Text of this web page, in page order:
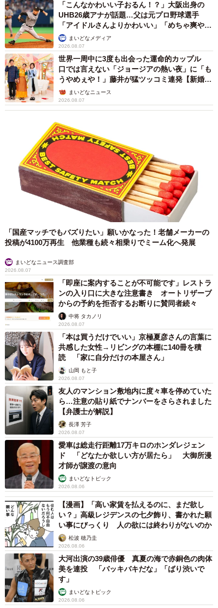
「こんなかわいい子おるん！？」大阪出身の
UHB26歳アナが話題…父は元プロ野球選手
「アイドルさんよりかわいい」「めちゃ爽や
か」まいどなメディア
2026.08.07
世界一周中に3度も出会った運命的カップル
口では言えない「ジョージアの熱い夜」に「も
うやめぇや！」藤井が猛ツッコミ連発【新婚さ
ん】まいどなニュース
2026.08.07
「国産マッチでもバズりたい」願いかなった！老舗メーカーの
投稿が4100万再生 他業種も続々相乗りでミーム化へ発展
まいどなニュース調査部
2026.08.07
「即座に案内することが不可能です」レストラ
ンの入り口に大きな注意書き オートリザーブ
からの予約を拒否するお断りに賛同者続々
中将 タカノリ
2026.08.07
「本は買うだけでいい」京極夏彦さんの言葉に
共感した女性→リビングの本棚に140冊を積
読 「家に自分だけの本屋さん」
山岡 もと子
2026.08.07
友人のマンション敷地内に度々車を停めていた
ら…注意の貼り紙でナンバーをさらされました
【弁護士が解説】
長澤 芳子
2026.08.07
愛車は総走行距離17万キロのホンダレジェン
ド 「どなたか欲しい方が居たら」 大御所漫
才師が譲渡の意向
まいどなトピック
2026.08.06
【漫画】「高い家賃を払えるのに、まだ欲し
い？」高級レジデンスの七夕飾り、書かれた願
い事にびっくり 人の欲には終わりがないのか
松波 穂乃圭
2026.08.06
大河出演の39歳俳優 真夏の海で赤銅色の肉体
美を連投 「バッキバキだな」「ばり渋いで
す」
まいどなトピック
2026.08.06